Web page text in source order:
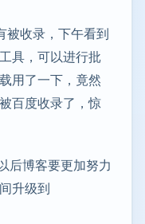
被收录，下午看到
具，可以进行批
用了一下，竟然
百度收录了，惊
后博客要更加努力
升级到